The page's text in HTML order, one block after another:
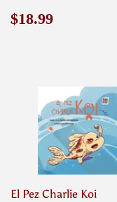
Precio
$18.99
El Pez Charlie Koi